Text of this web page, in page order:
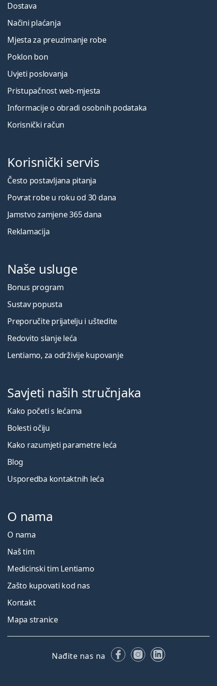
Dostava
Načini plaćanja
Mjesta za preuzimanje robe
Poklon bon
Uvjeti poslovanja
Pristupačnost web-mjesta
Informacije o obradi osobnih podataka
Korisnički račun
Korisnički servis
Često postavljana pitanja
Povrat robe u roku od 30 dana
Jamstvo zamjene 365 dana
Reklamacija
Naše usluge
Bonus program
Sustav popusta
Preporučite prijatelju i uštedite
Redovito slanje leća
Lentiamo, za održivije kupovanje
Savjeti naših stručnjaka
Kako početi s lećama
Bolesti očiju
Kako razumjeti parametre leća
Blog
Usporedba kontaktnih leća
O nama
O nama
Naš tim
Medicinski tim Lentiamo
Zašto kupovati kod nas
Kontakt
Mapa stranice
Nađite nas na FacebookuInstagramu
LinkedIn